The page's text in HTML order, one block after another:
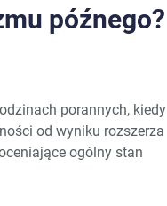
późnego?
porannych, kiedy
od wyniku rozszerza
ogólny stan